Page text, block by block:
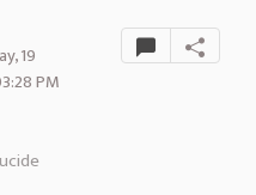
19
PM